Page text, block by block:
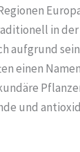
in
aufgrund
einen
und